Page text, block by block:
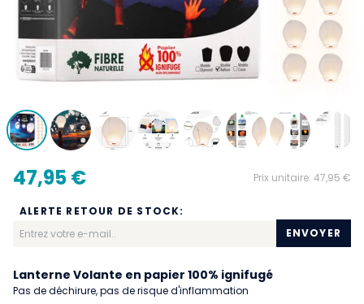
47,95 € Prix unitaire: 47,95 €
ALERTE RETOUR DE STOCK:
ENVOYER
Lanterne Volante en papier 100% ignifugé
Pas de déchirure, pas de risque d'inflammation